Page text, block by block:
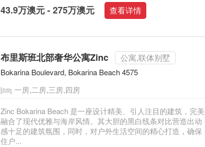
43.9万澳元 - 275万澳元 查看详情
布里斯班北部奢华公寓Zinc 公寓,联体别墅
Bokarina Boulevard, Bokarina Beach 4575
一房,二房,三房,四房
Zinc Bokarina Beach 是一座设计精美、引人注目的建筑，完美
融合了现代优雅与海岸风情。其大胆的黑白线条对比营造出动
感十足的建筑氛围，同时，对户外生活空间的精心打造，确保
住户...